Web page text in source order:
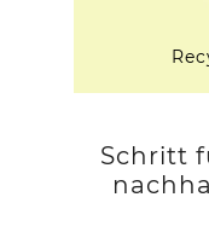
Schritt